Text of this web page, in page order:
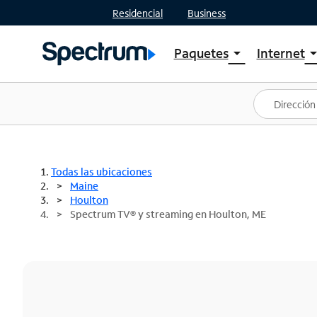
Residencial Business
Paquetesarrow_drop_down
Ver paquetes
Spectrum One
Mejores ofertas
Internetarrow_drop_down
Planes
Todas las ubicaciones
Maine
Houlton
Spectrum TV® y streaming en Houlton, ME